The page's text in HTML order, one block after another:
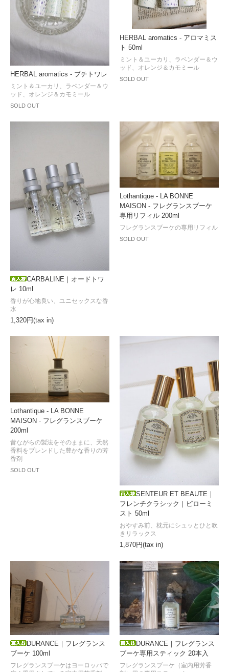
HERBAL aromatics - プチトワレ
SOLD OUT
ミント＆ユーカリ、ラベンダー＆ウ
ッド、オレンジ＆カモミール
HERBAL aromatics - アロマミス
ト 50ml
SOLD OUT
ミント＆ユーカリ、ラベンダー＆ウ
ッド、オレンジ＆カモミール
CARBALINE｜オードトワ
レ 10ml
1,320円(tax in)
香りが心地良い、ユニセックスな香
水
Lothantique - LA BONNE
MAISON - フレグランスブーケ
専用リフィル 200ml
SOLD OUT
フレグランスブーケの専用リフィル
Lothantique - LA BONNE
MAISON - フレグランスブーケ
200ml
SOLD OUT
昔ながらの製法をそのままに、天然
香料をブレンドした豊かな香りの芳
香剤
SENTEUR ET BEAUTE｜
フレンチクラシック｜ピローミ
スト 50ml
1,870円(tax in)
おやすみ前、枕元にシュッとひと吹
きリラックス
DURANCE｜フレグランス
ブーケ 100ml
フレグランスブーケはヨーロッパで
DURANCE｜フレグランス
ブーケ専用スティック 20本入
フレグランスブーケ（室内用芳香